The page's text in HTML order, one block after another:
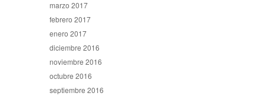
marzo 2017
febrero 2017
enero 2017
diciembre 2016
noviembre 2016
octubre 2016
septiembre 2016